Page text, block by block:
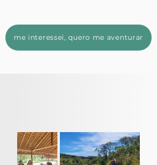
me interessei, quero me aventurar